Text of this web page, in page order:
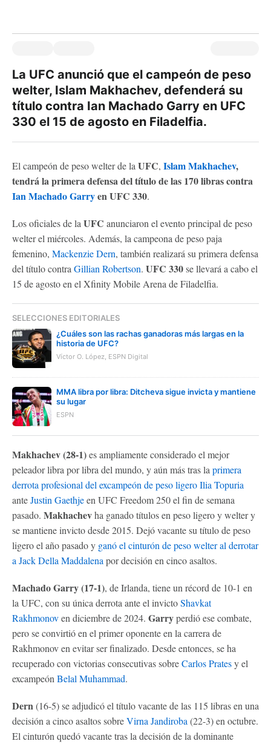
La UFC anunció que el campeón de peso
welter, Islam Makhachev, defenderá su
título contra Ian Machado Garry en UFC
330 el 15 de agosto en Filadelfia.
El campeón de peso welter de la UFC, Islam Makhachev,
tendrá la primera defensa del título de las 170 libras contra
Ian Machado Garryen UFC 330.
Los oficiales de la UFC anunciaron el evento principal de peso
welter el miércoles. Además, la campeona de peso paja
femenino, Mackenzie Dern, también realizará su primera defensa
del título contra Gillian Robertson. UFC 330se llevará a cabo el
15 de agosto en el Xfinity Mobile Arena de Filadelfia.
SELECCIONES EDITORIALES
¿Cuáles son las rachas ganadoras más largas en la
historia de UFC?
Víctor O. López, ESPN Digital
MMA libra por libra: Ditcheva sigue invicta y mantiene
su lugar
ESPN
Makhachev (28-1)es ampliamente considerado el mejor
peleador libra por libra del mundo, y aún más tras la primera
derrota profesional del excampeón de peso ligeroIlia Topuria
anteJustin Gaethjeen UFC Freedom 250 el fin de semana
pasado. Makhachevha ganado títulos en peso ligero y welter y
se mantiene invicto desde 2015. Dejó vacante su título de peso
ligero el año pasado y ganó el cinturón de peso welter al derrotar
a Jack Della Maddalena por decisión en cinco asaltos.
Machado Garry (17-1), de Irlanda, tiene un récord de 10-1 en
la UFC, con su única derrota ante el invictoShavkat
Rakhmonoven diciembre de 2024. Garryperdió ese combate,
pero se convirtió en el primer oponente en la carrera de
Rakhmonov en evitar ser finalizado. Desde entonces, se ha
recuperado con victorias consecutivas sobreCarlos Pratesy el
excampeón Belal Muhammad.
Dern(16-5) se adjudicó el título vacante de las 115 libras en una
decisión a cinco asaltos sobreVirna Jandiroba (22-3) en octubre.
El cinturón quedó vacante tras la decisión de la dominante